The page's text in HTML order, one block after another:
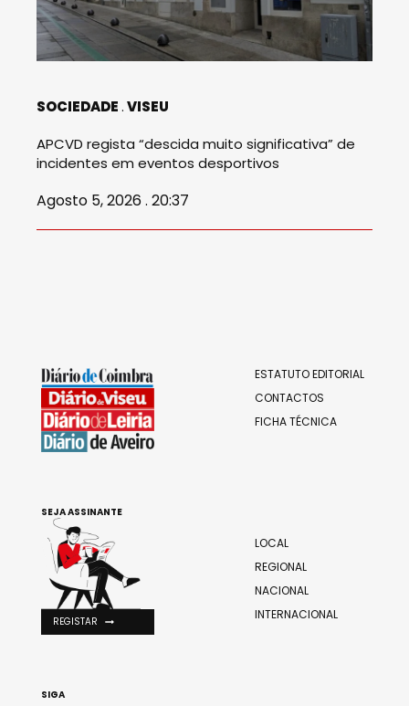
SOCIEDADE VISEU
APCVD regista “descida muito significativa” de
incidentes em eventos desportivos
Agosto 5, 2026 . 20:37
ESTATUTO EDITORIAL
CONTACTOS
FICHA TÉCNICA
LOCAL
REGIONAL
NACIONAL
INTERNACIONAL
SEJA ASSINANTE
REGISTAR
SIGA